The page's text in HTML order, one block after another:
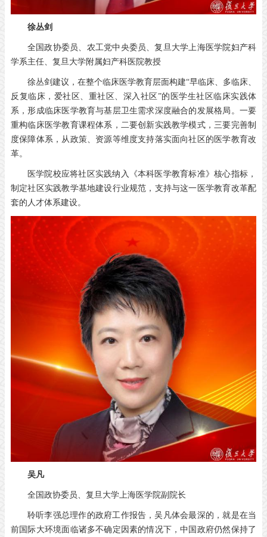
徐丛剑
全国政协委员、农工党中央委员、复旦大学上海医学院妇产科
学系主任、复旦大学附属妇产科医院教授
徐丛剑建议，在整个临床医学教育层面构建“早临床、多临床、
反复临床，爱社区、重社区、深入社区”的医学生社区临床实践体
系，形成临床医学教育与基层卫生需求深度融合的发展格局。一要
重构临床医学教育课程体系，二要创新实践教学模式，三要完善制
度保障体系，从政策、资源等维度支持落实面向社区的医学教育改
革。
医学院校应将社区实践纳入《本科医学教育标准》核心指标，
制定社区实践教学基地建设行业规范，支持与这一医学教育改革配
套的人才体系建设。
吴凡
全国政协委员、复旦大学上海医学院副院长
聆听李强总理作的政府工作报告，吴凡体会最深的，就是在当
前国际大环境面临诸多不确定因素的情况下，中国政府仍然保持了